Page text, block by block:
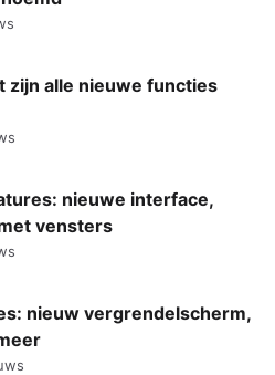
zijn alle nieuwe functies
nieuwe interface,
vensters
nieuw vergrendelscherm,